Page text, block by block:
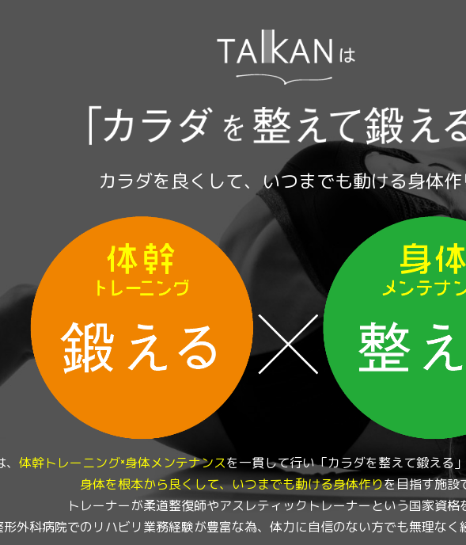
カラダを良くして、いつまでも動ける身体
体幹トレーニング×身体メンテナンスを一貫して行い「カラダを整えて鍛える
身体を根本から良くして、いつまでも動ける身体作りを目指す施設
トレーナーが柔道整復師やアスレティックトレーナーという国家資格
形外科病院でのリハビリ業務経験が豊富な為、体力に自信のない方でも無理な